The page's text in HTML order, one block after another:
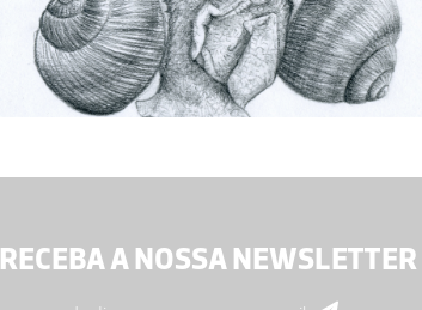
RECEBA A NOSSA NEWSLETTER